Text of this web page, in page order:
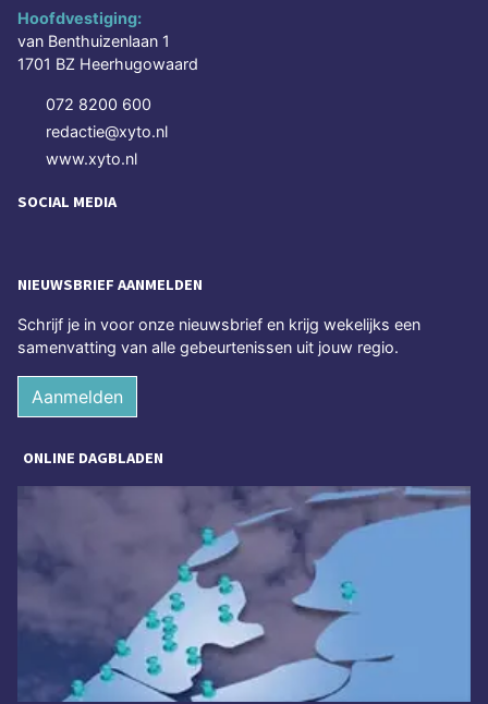
Hoofdvestiging:
van Benthuizenlaan 1
1701 BZ Heerhugowaard
072 8200 600
redactie@xyto.nl
www.xyto.nl
SOCIAL MEDIA
NIEUWSBRIEF AANMELDEN
Schrijf je in voor onze nieuwsbrief en krijg wekelijks een
samenvatting van alle gebeurtenissen uit jouw regio.
Aanmelden
ONLINE DAGBLADEN